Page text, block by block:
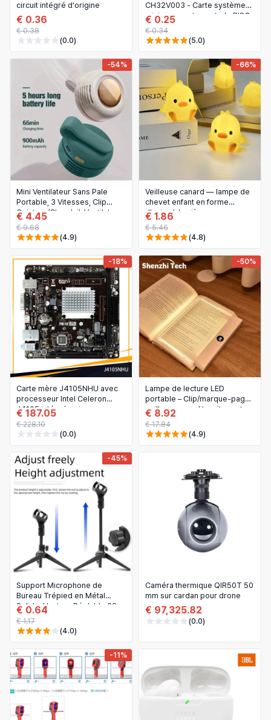
circuit intégré d'origine
€ 0.36
€ 0.38
(0.0)
CH32V003 - Carte système
minimum, carte centrale RISC-
V Module microcontrôleur
CH32V003F4P6
€ 0.25
€ 0.34
(5.0)
-54%
Mini Ventilateur Sans Pale
Portable, 3 Vitesses, Clip
Ceinture/Chandail, Ventilateur
Électrique Silencieux pour
Voyage et Extérieur
€ 4.45
€ 9.68
(4.9)
-66%
Veilleuse canard — lampe de
chevet enfant en forme
d'animal, lumière
d'endormissement, cadeau
de Noël
€ 1.86
€ 5.46
(4.8)
-18%
Carte mère J4105NHU avec
processeur Intel Celeron
J4105 intégré, prise en
charge DDR4 et Ethernet
Gigabit
€ 187.05
€ 228.10
(0.0)
-50%
Lampe de lecture LED
portable – Clip/marque-page,
veilleuse pour lit, voiture et
voyage
€ 8.92
€ 17.84
(4.9)
-45%
Support Microphone de
Bureau Trépied en Métal
Solide, Hauteur Réglable 22-
27cm pour Streaming,
Podcasting et Diffusion en
Direct
€ 0.64
€ 1.17
(4.0)
Caméra thermique QIR50T 50
mm sur cardan pour drone
€ 97,325.82
(0.0)
-11%